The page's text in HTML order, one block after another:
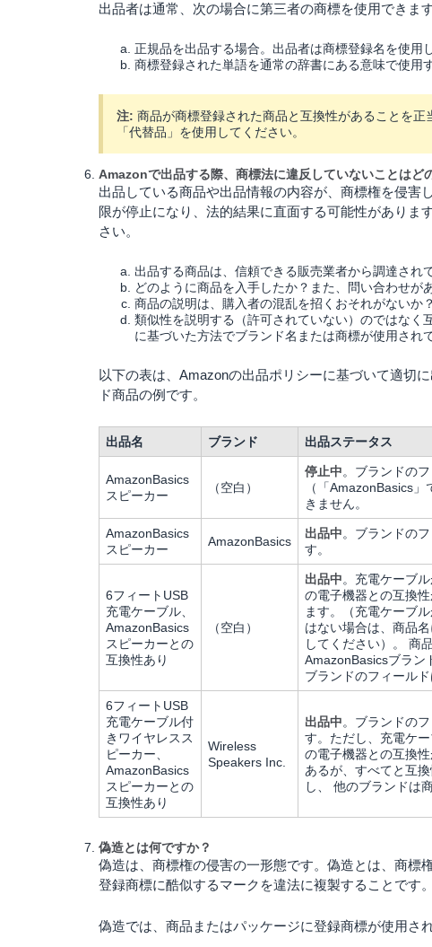
出品者は通常、次の場合に第三者の商標を使用できます
正規品を出品する場合。出品者は商標登録名を使用
商標登録された単語を通常の辞書にある意味で使用
注: 商品が商標登録された商品と互換性があることを
「代替品」を使用してください。
Amazonで出品する際、商標法に違反していないことはど
出品している商品や出品情報の内容が、商標権を侵害
限が停止になり、法的結果に直面する可能性がありま
さい。
出品する商品は、信頼できる販売業者から調達され
どのように商品を入手したか？また、問い合わせが
商品の説明は、購入者の混乱を招くおそれがないか？
類似性を説明する（許可されていない）のではな
に基づいた方法でブランド名または商標が使用され
以下の表は、Amazonの出品ポリシーに基づいて適切
ド商品の例です。
出品名 ブランド 出品ステータス
AmazonBasics
スピーカー
（空白）
停止中。ブランドの
（「AmazonBasics
きません。
AmazonBasics
スピーカー
AmazonBasics
出品中。ブランドの
す。
6フィートUSB
充電ケーブル、
AmazonBasics
スピーカーとの
互換性あり
（空白）
出品中。充電ケーブ
の電子機器との互換
ます。（充電ケーブ
はない場合は、商品
してください）。
商
AmazonBasicsブラン
ブランドのフィール
6フィートUSB
充電ケーブル付
きワイヤレスス
ピーカー、
AmazonBasics
スピーカーとの
互換性あり
Wireless
Speakers Inc.
出品中。ブランドの
す。ただし、充電ケ
の電子機器との互換
あるが、すべてと互
し、 他のブランドは
偽造とは何ですか？
偽造は、商標権の侵害の一形態です。偽造とは、商標
登録商標に酷似するマークを違法に複製することです。
偽造では、商品またはパッケージに登録商標が使用され